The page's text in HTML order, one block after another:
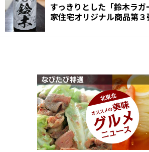
すっきりとした「鈴木ラ
家住宅オリジナル商品第３